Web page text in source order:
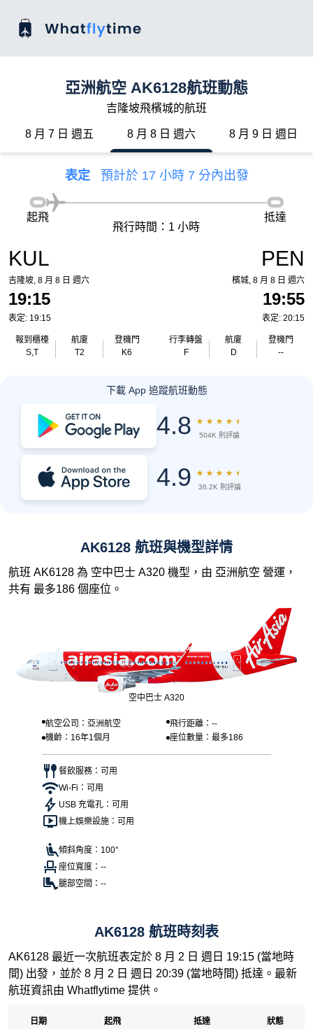
亞洲航空 AK6128航班動態
吉隆坡飛檳城的航班
8 月 7 日 週五 8 月 8 日 週六 8 月 9 日 週日
表定 預計於 17 小時 7 分內出發
KUL
吉隆坡, 8 月 8 日 週六
19:15
表定: 19:15
報到櫃檯
S,T
航廈
T2
登機門
K6
起飛
飛行時間：1 小時
抵達
PEN
檳城, 8 月 8 日 週六
19:55
表定: 20:15
行李轉盤
F
航廈
D
登機門
--
下載 App 追蹤航班動態
4.8 ★ ★ ★ ★ ★
504K 則評論
4.9 ★ ★ ★ ★ ★
36.2K 則評論
AK6128 航班與機型詳情
航班 AK6128 為 空中巴士 A320 機型，由 亞洲航空 營運，
共有 最多186 個座位。
空中巴士 A320
航空公司：亞洲航空
飛行距離：--
機齡：16年1個月
座位數量：最多186
餐飲服務：可用
Wi-Fi：可用
USB 充電孔：可用
機上娛樂設施：可用
傾斜角度：100°
座位寬度：--
腿部空間：--
AK6128 航班時刻表
AK6128 最近一次航班表定於 8 月 2 日 週日 19:15 (當地時
間) 出發，並於 8 月 2 日 週日 20:39 (當地時間) 抵達。最新
航班資訊由 Whatflytime 提供。
日期 起飛 抵達 狀態